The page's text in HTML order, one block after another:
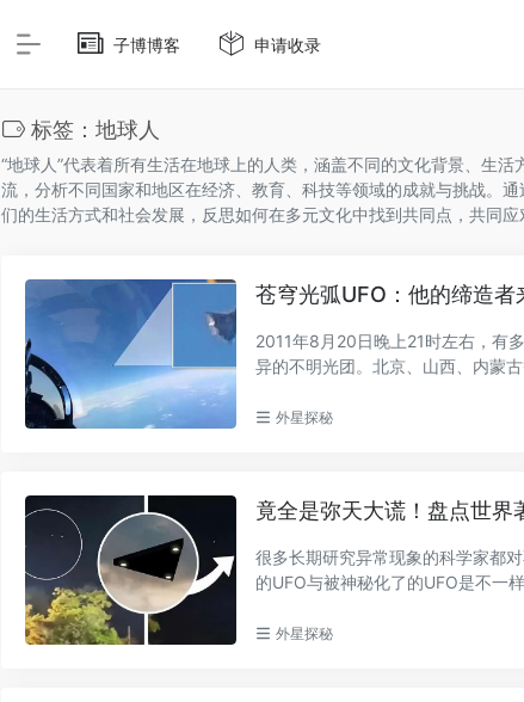
子博博客 申请收录
标签：地球人
“地球人”代表着所有生活在地球上的人类，涵盖不同的文化背景、生
流，分析不同国家和地区在经济、教育、科技等领域的成就与挑战。
们的生活方式和社会发展，反思如何在多元文化中找到共同点，共同
苍穹光弧UFO：他的缔造者
2011年8月20日晚上21时左右，有
异的不明光团。北京、山西、内蒙
外星探秘
竟全是弥天大谎！盘点世界
很多长期研究异常现象的科学家都
的UFO与被神秘化了的UFO是不一
外星探秘